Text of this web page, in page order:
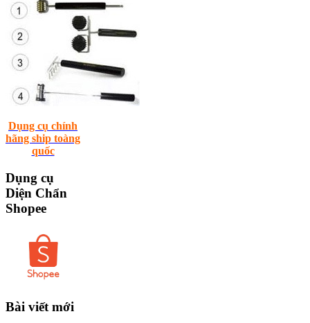
Dụng cụ chính
hãng ship toàng
quốc
Dụng cụ
Diện Chẩn
Shopee
Bài viết mới